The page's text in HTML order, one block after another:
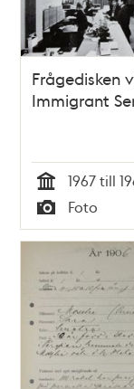
Frågedisken
Immigrant
Tid
1967 till
Typ
Foto